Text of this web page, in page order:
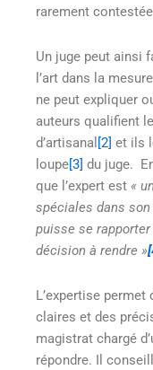
rarement
Un juge peut ainsi
l’art dans la
ne peut expliquer
auteurs qualifient
d’artisanal [2] et ils
loupe[3] du juge.
que l’expert est «
spéciales dans son
puisse se
décision à rendre »
L’expertise permet
claires et des
magistrat chargé
répondre. Il